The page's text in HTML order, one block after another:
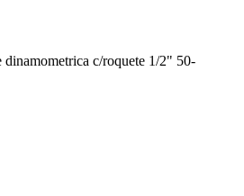
c/roquete 1/2" 50-